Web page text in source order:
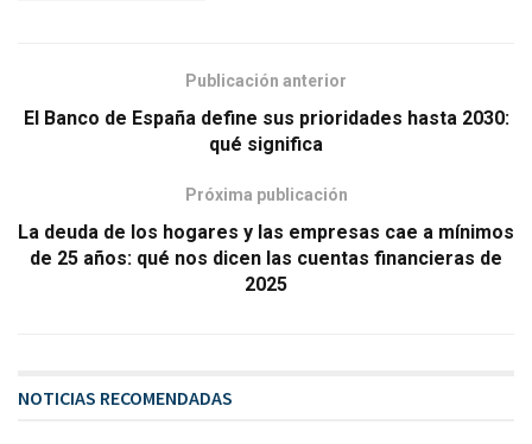
Publicación anterior
El Banco de España define sus prioridades hasta 2030:
qué significa
Próxima publicación
La deuda de los hogares y las empresas cae a mínimos
de 25 años: qué nos dicen las cuentas financieras de
2025
NOTICIAS RECOMENDADAS